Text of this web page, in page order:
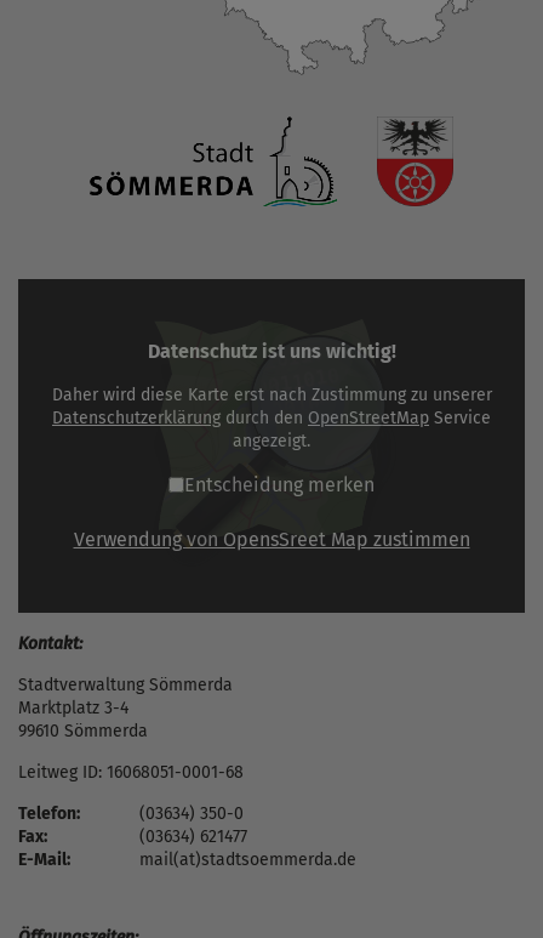
Datenschutz ist uns wichtig!
Daher wird diese Karte erst nach Zustimmung zu unserer
Datenschutzerklärung durch den OpenStreetMap Service
angezeigt.
Entscheidung merken
Verwendung von OpensSreet Map zustimmen
Kontakt:
Stadtverwaltung Sömmerda
Marktplatz 3-4
99610 Sömmerda
Leitweg ID: 16068051-0001-68
Telefon:
(03634) 350-0
Fax:
(03634) 621477
E-Mail:
mail(at)stadtsoemmerda.de